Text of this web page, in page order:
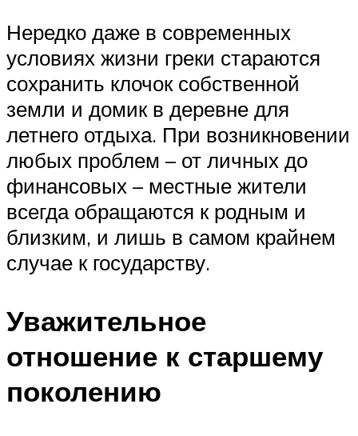
Нередко даже в современных
условиях жизни греки стараются
сохранить клочок собственной
земли и домик в деревне для
летнего отдыха. При возникновении
любых проблем – от личных до
финансовых – местные жители
всегда обращаются к родным и
близким, и лишь в самом крайнем
случае к государству.
Уважительное
отношение к старшему
поколению